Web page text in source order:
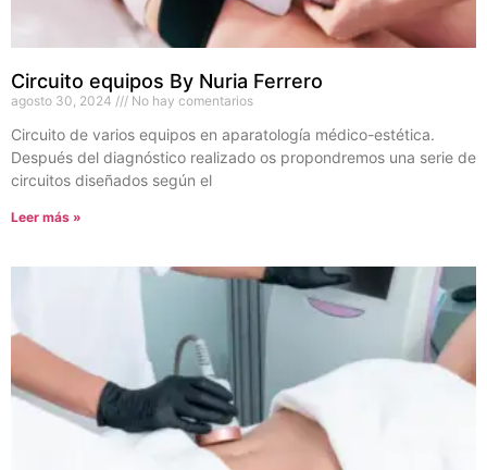
Circuito equipos By Nuria Ferrero
agosto 30, 2024 No hay comentarios
Circuito de varios equipos en aparatología médico-estética.
Después del diagnóstico realizado os propondremos una serie de
circuitos diseñados según el
Leer más »